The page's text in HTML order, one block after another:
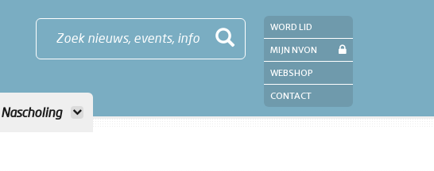
Zoek nieuws, events, info
Nascholing
WORD LID
MIJN NVON
WEBSHOP
CONTACT